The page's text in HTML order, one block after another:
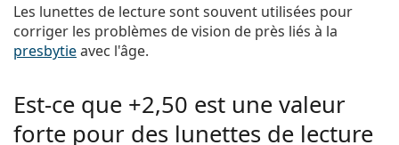
Les lunettes de lecture sont souvent utilisées pour
corriger les problèmes de vision de près liés à la
presbytieavec l'âge.
Est-ce que +2,50 est une valeur
forte pour des lunettes de lecture